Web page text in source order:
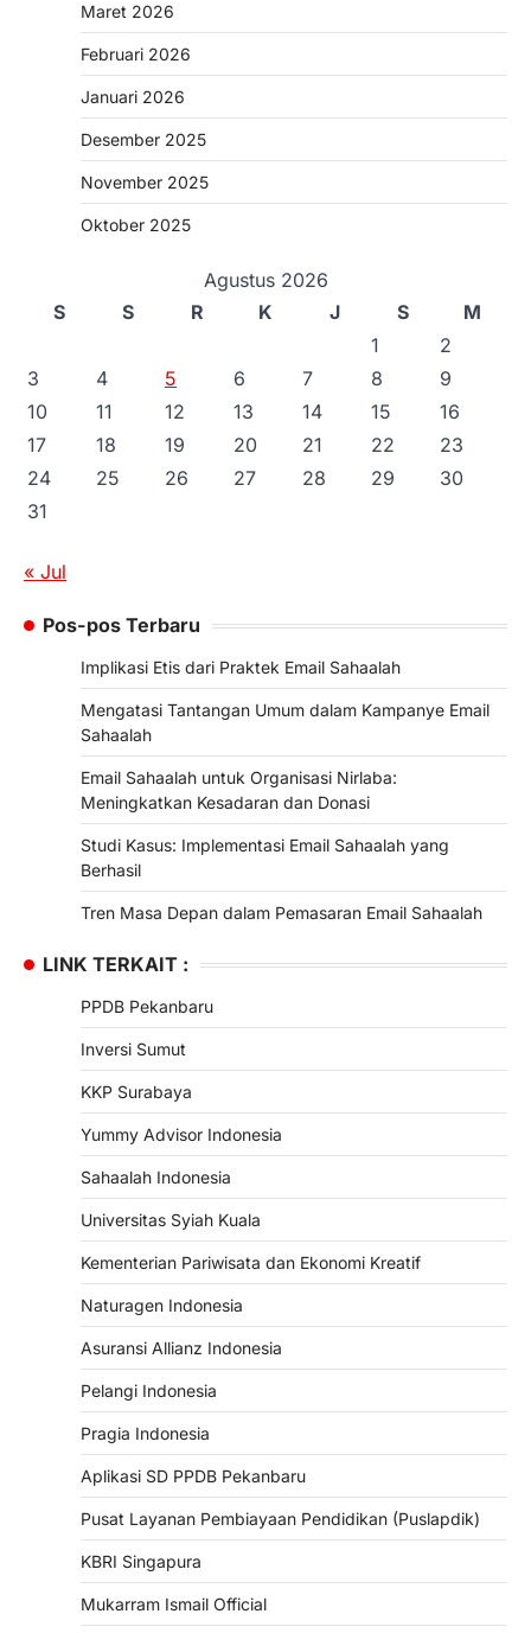
Maret 2026
Februari 2026
Januari 2026
Desember 2025
November 2025
Oktober 2025
Agustus 2026
S
S R K J S
M
1
2
3
4 5 6 7 8
9
10
11 12 13 14 15
16
17
18 19 20 21 22
23
24
25 26 27 28 29
30
31
« Jul
Pos-pos Terbaru
Implikasi Etis dari Praktek Email Sahaalah
Mengatasi Tantangan Umum dalam Kampanye Email
Sahaalah
Email Sahaalah untuk Organisasi Nirlaba:
Meningkatkan Kesadaran dan Donasi
Studi Kasus: Implementasi Email Sahaalah yang
Berhasil
Tren Masa Depan dalam Pemasaran Email Sahaalah
LINK TERKAIT :
PPDB Pekanbaru
Inversi Sumut
KKP Surabaya
Yummy Advisor Indonesia
Sahaalah Indonesia
Universitas Syiah Kuala
Kementerian Pariwisata dan Ekonomi Kreatif
Naturagen Indonesia
Asuransi Allianz Indonesia
Pelangi Indonesia
Pragia Indonesia
Aplikasi SD PPDB Pekanbaru
Pusat Layanan Pembiayaan Pendidikan (Puslapdik)
KBRI Singapura
Mukarram Ismail Official